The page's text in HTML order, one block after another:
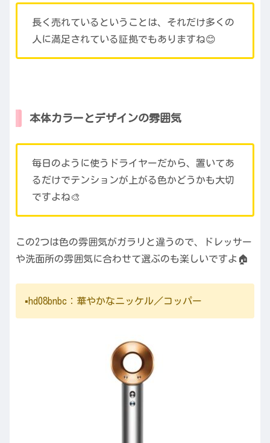
長く売れているということは、それだけ多くの
人に満足されている証拠でもありますね😊
本体カラーとデザインの雰囲気
毎日のように使うドライヤーだから、置いてあ
るだけでテンションが上がる色かどうかも大切
ですよね🎨
この2つは色の雰囲気がガラリと違うので、ドレッサー
や洗面所の雰囲気に合わせて選ぶのも楽しいですよ🏠
▪️hd08bnbc：華やかなニッケル／コッパー